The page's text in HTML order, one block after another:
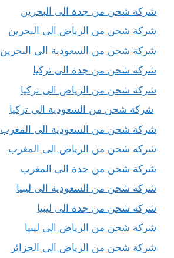
شركة شحن من جدة الى البحرين
شركة شحن من الرياض الى البحرين
شركة شحن من السعودية الى البحرين
شركة شحن من جدة الى تركيا
شركة شحن من الرياض الى تركيا
شركة شحن من السعودية الى تركيا
شركة شحن من السعودية الى المغرب
شركة شحن من الرياض الى المغرب
شركة شحن من جدة الى المغرب
شركة شحن من السعودية الى ليبيا
شركة شحن من جدة الى ليبيا
شركة شحن من الرياض الى ليبيا
شركة شحن من الرياض الى الجزائر